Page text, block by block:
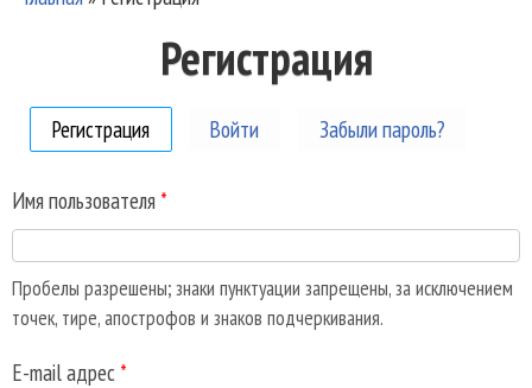
Регистрация
Регистрация (активная вкладка)
Войти Забыли пароль?
Имя пользователя *
Пробелы разрешены; знаки пунктуации запрещены, за исключением
точек, тире, апострофов и знаков подчеркивания.
E-mail адрес *